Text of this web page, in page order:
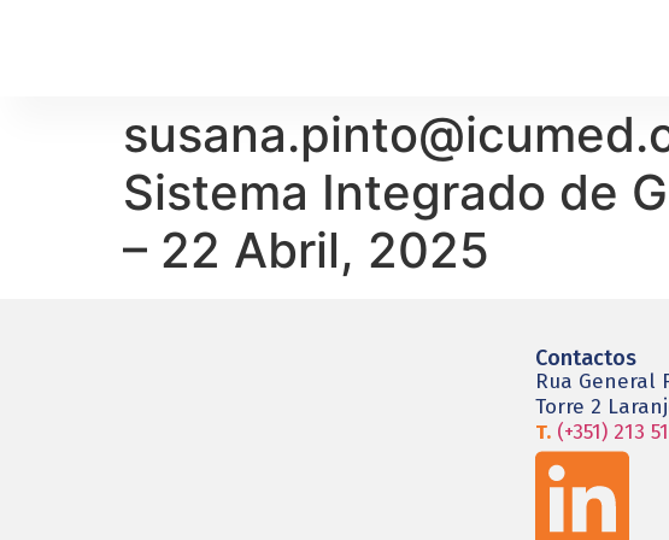
Sistema Integrado de
– 22 Abril, 2025
Contactos
Rua General
Torre 2
T. (+351) 213